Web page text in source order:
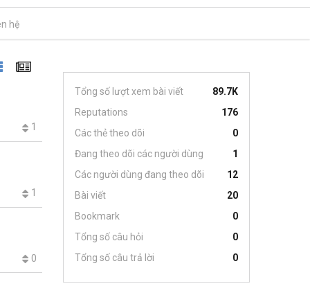
hệ
1
1
0
Tổng số lượt xem bài viết
89.7K
Reputations
176
Các thẻ theo dõi
0
Đang theo dõi các người dùng
1
Các người dùng đang theo dõi
12
Bài viết
20
Bookmark
0
Tổng số câu hỏi
0
Tổng số câu trả lời
0